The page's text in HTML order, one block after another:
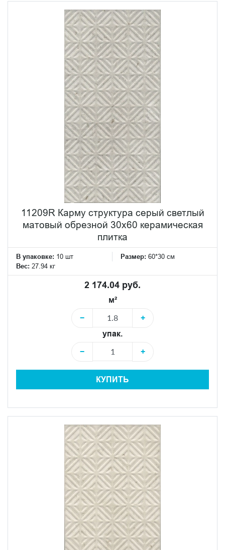
11209R Карму структура серый светлый
матовый обрезной 30х60 керамическая
плитка
В упаковке: 10 шт Размер: 60*30 см
Вес: 27.94 кг
2 174.04 руб.
м²
−
+
упак.
−
+
КУПИТЬ